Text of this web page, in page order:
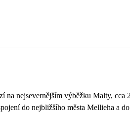
na nejsevernějším výběžku Malty,
do nejbližšího města Mellieha a